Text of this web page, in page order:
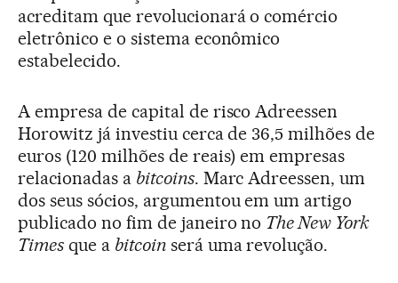
acreditam que revolucionará o comércio
eletrônico e o sistema econômico
estabelecido.
A empresa de capital de risco Adreessen
Horowitz já investiu cerca de 36,5 milhões de
euros (120 milhões de reais) em empresas
relacionadas a bitcoins. Marc Adreessen, um
dos seus sócios, argumentou em um artigo
publicado no fim de janeiro no The New York
Timesque a bitcoinserá uma revolução.